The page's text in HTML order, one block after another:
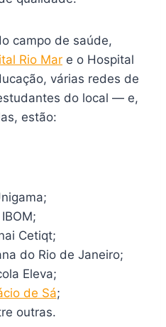
campo de saúde,
Rio Mar e o Hospital
várias redes de
do local — e,
estão:
IBOM;
Cetiqt;
do Rio de Janeiro;
Eleva;
de Sá;
outras.